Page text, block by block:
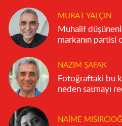
MURAT YALÇIN
Muhalif
markanın partisi
NAZIM ŞAFAK
Fotoğraftaki bu
neden satmayı
NAIME